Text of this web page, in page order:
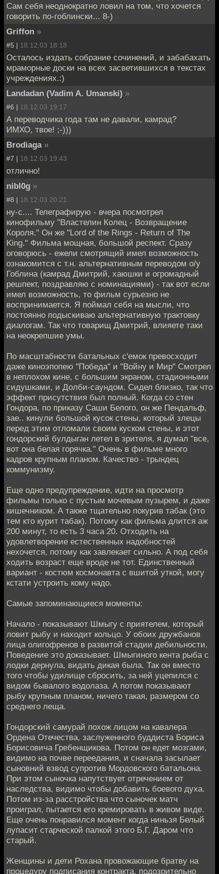
Сам себя неоднократно ловил на том, что хочется
говорить по-гоблински... 8-)
Griffon »
#5 | 18.12.03 18:18
Осталось издать собрание сочинений, и забабахать
мраморные доски на всех засветившихся в текстах
учреждениях.:)
Landadan (Vadim A. Umanski) »
#6 | 18.12.03 19:17
А переводчика года там не давали, камрад?
ИМХО, твое! ;-)))
Brodiaga »
#7 | 18.12.03 19:43
отлично!
nibl0g »
#8 | 18.12.03 20:21
ну-с.... Телеграфирую - вчера посмотрел
кинофильму "Властелин Колец - Возвращение
Короля." Он же "Lord of the Rings - Return of The
King." Фильма мощная, большой респект. Сразу
оговорюсь - ежели смотрящий имел возможность
ознакомится с т.н. альтернативным переводом о/у
Гоблина (камрад Дмитрий, хаюшки и огромадный
решпект, поздравляю с номинациями) - так вот если
имел возможность, то фильм сурьезно не
воспринимается. Я поймал себя на мысли, что
постоянно подыскиваю альтернативную трактовку
диалогам. Так что товарищ Дмитрий, влияете таки
на неокрепшие умы.
По масштабности батальных с'емок превосходит
даже киноэпопею "Победа" и "Войну и Мир" Смотрел
в неплохом кине, с большим экраном, стадионными
сидушками, и Долби-саундом. Сидел близко, так что
эффект присутствия был полный. Когда со стен
Гондора, по приказу Саши Белого, он же Пендальф,
зае.. кинули большой кусок стены, который злецы
перед этим отломали своим куском стены, и этот
гондорский булдыган летел в зрителя, я думал "все,
вот она белая горячка." Очень в фильме много
кадров крупным планом. Качество - трындец
коммунизму.
Еще одно предупреждение, идти на просмотр
фильмы только с пустым мочевым пузырем, и даже
кишечником. А также тщательно покурив табак (это
тем кто курит табак). Потому как фильма длится аж
200 минут, то есть 3 часа 20. Отходить на
удовлетворение естественных надобностей
нехочется, потому как завлекает сильно. А под себя
ходить возраст еще вроде не тот. Единственный
вариант - костюм космонавта с вшитой уткой, могу
кстати устроить кому надо.
Самые запоминающиеся моменты:
Начало - показывают Шмыгу с приятелем, который
ловит рыбу и находит кольцо. У обоих дружбанов
лица олигофренов в развитой стадии дебильности.
Поведение это доказывает. Шмыгиного кента рыба с
лодки дернула, видать дикая была. Так он вместо
того чтобы удилище сбросить, за ней уцепился с
видом бывалого водолаза. А потом показывают
рыбу крупным планом, ничего такая, размером со
среднего леща.
Гондорский самурай похож лицом на кавалера
Ордена Отечества, заслуженного буддиста Бориса
Борисовича Гребенщикова. Потом он едет мозгами,
видимо на почве переедания, и сначала засылает
сыновний взвод супротив Мордовского батальона.
При этом сыночка напутствует отречением от
наследства, видимо чтобы добавить боевого духа.
Потом из-за расстройства что сыночек матч
проиграл, пытается его кремировать в живом виде.
Еще очень понравился момент когда ниньзя Белый
лупасит старческой палкой этого Б.Г. Даром что
старый.
Женщины и дети Рохана провожающие братву на
процедуру подписания контракта, подозрительно